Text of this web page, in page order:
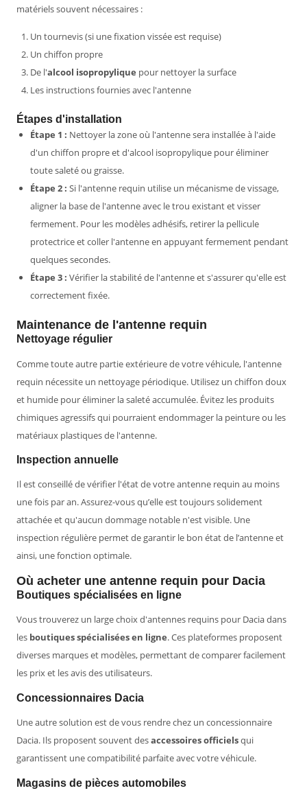
matériels souvent nécessaires :
Un tournevis (si une fixation vissée est requise)
Un chiffon propre
De l'alcool isopropylique pour nettoyer la surface
Les instructions fournies avec l'antenne
Étapes d'installation
Étape 1 : Nettoyer la zone où l'antenne sera installée à l'aide
d'un chiffon propre et d'alcool isopropylique pour éliminer
toute saleté ou graisse.
Étape 2 : Si l'antenne requin utilise un mécanisme de vissage,
aligner la base de l'antenne avec le trou existant et visser
fermement. Pour les modèles adhésifs, retirer la pellicule
protectrice et coller l'antenne en appuyant fermement pendant
quelques secondes.
Étape 3 : Vérifier la stabilité de l'antenne et s'assurer qu'elle est
correctement fixée.
Maintenance de l'antenne requin
Nettoyage régulier
Comme toute autre partie extérieure de votre véhicule, l'antenne
requin nécessite un nettoyage périodique. Utilisez un chiffon doux
et humide pour éliminer la saleté accumulée. Évitez les produits
chimiques agressifs qui pourraient endommager la peinture ou les
matériaux plastiques de l'antenne.
Inspection annuelle
Il est conseillé de vérifier l'état de votre antenne requin au moins
une fois par an. Assurez-vous qu’elle est toujours solidement
attachée et qu'aucun dommage notable n'est visible. Une
inspection régulière permet de garantir le bon état de l’antenne et
ainsi, une fonction optimale.
Où acheter une antenne requin pour Dacia
Boutiques spécialisées en ligne
Vous trouverez un large choix d'antennes requins pour Dacia dans
les boutiques spécialisées en ligne. Ces plateformes proposent
diverses marques et modèles, permettant de comparer facilement
les prix et les avis des utilisateurs.
Concessionnaires Dacia
Une autre solution est de vous rendre chez un concessionnaire
Dacia. Ils proposent souvent desaccessoires officielsqui
garantissent une compatibilité parfaite avec votre véhicule.
Magasins de pièces automobiles